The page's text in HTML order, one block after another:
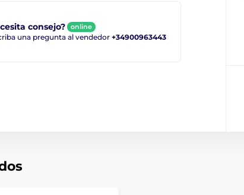
consejo? online
una pregunta al vendedor +34900963443